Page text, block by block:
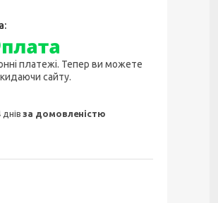
платежі. Тепер ви можете
сайту.
днівза домовленістю